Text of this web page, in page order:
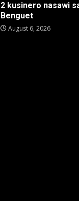
2 kusinero nasawi
Benguet
August 6, 2026